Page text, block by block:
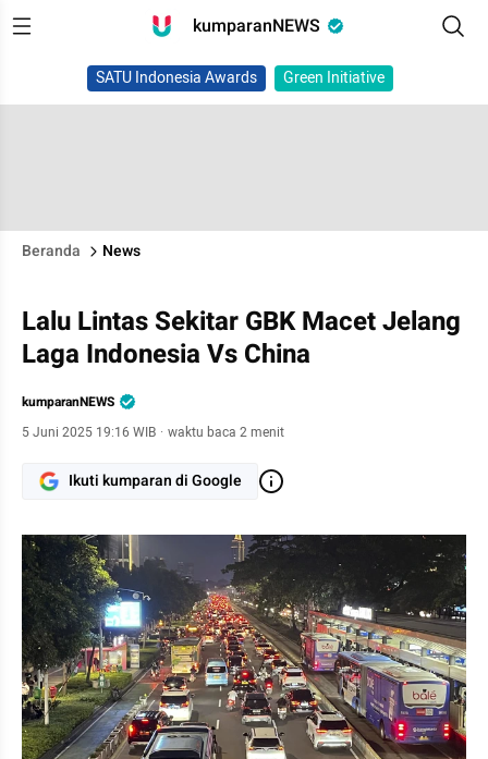
kumparanNEWS
SATU Indonesia Awards Green Initiative
Beranda News
Lalu Lintas Sekitar GBK Macet Jelang
Laga Indonesia Vs China
kumparanNEWS
5 Juni 2025 19:16 WIB · waktu baca 2 menit
Ikuti kumparan di Google